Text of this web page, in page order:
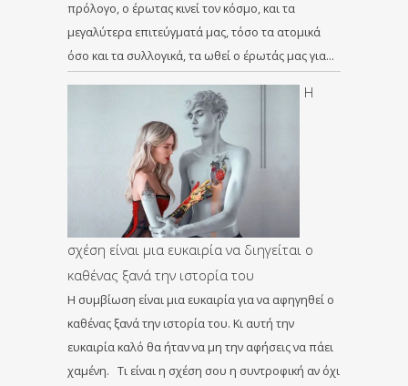
πρόλογο, ο έρωτας κινεί τον κόσμο, και τα
μεγαλύτερα επιτεύγματά μας, τόσο τα ατομικά
όσο και τα συλλογικά, τα ωθεί ο έρωτάς μας για…
Η
σχέση είναι μια ευκαιρία να διηγείται ο
καθένας ξανά την ιστορία του
Η συμβίωση είναι μια ευκαιρία για να αφηγηθεί ο
καθένας ξανά την ιστορία του. Κι αυτή την
ευκαιρία καλό θα ήταν να μη την αφήσεις να πάει
χαμένη. Τι είναι η σχέση σου η συντροφική αν όχι